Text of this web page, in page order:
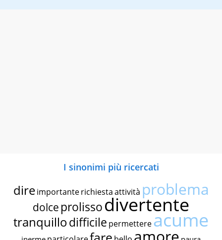
I sinonimi più ricercati
dire importante richiestaattività problema
dolce prolissodivertente
tranquillodifficile permettereacume